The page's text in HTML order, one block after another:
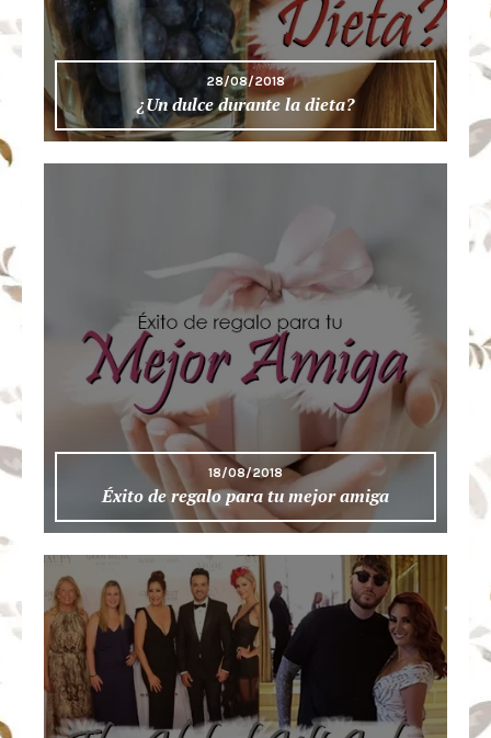
28/08/2018
¿Un dulce durante la dieta?
18/08/2018
Éxito de regalo para tu mejor amiga